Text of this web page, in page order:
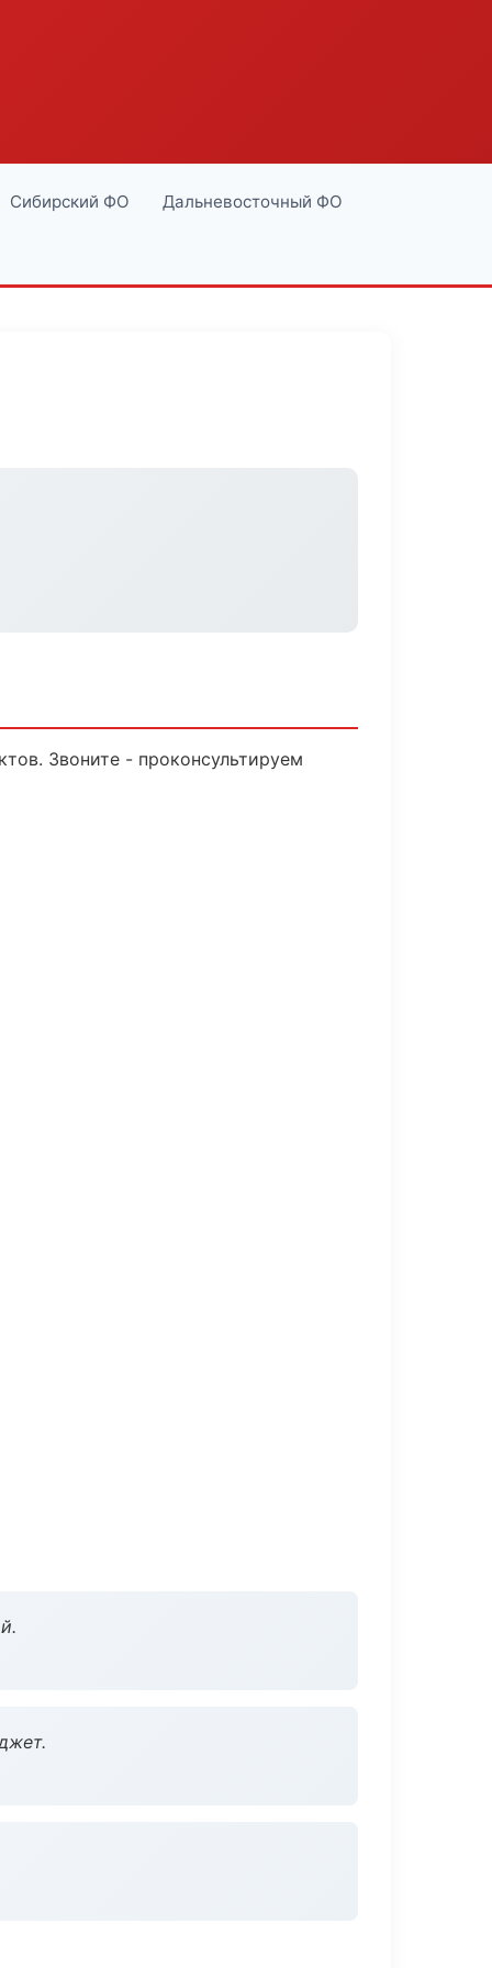
Сибирский ФО Дальневосточный ФО
Звоните - проконсультируем